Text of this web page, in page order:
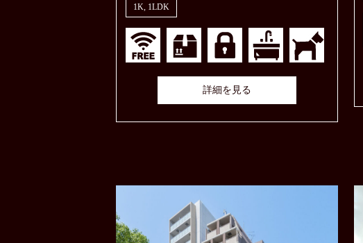
1K, 1LDK
詳細を見る